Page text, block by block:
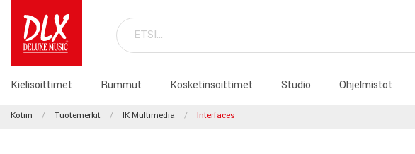
Kielisoittimet Rummut Kosketinsoittimet Studio Ohjelmistot
Kotiin Tuotemerkit IK Multimedia Interfaces